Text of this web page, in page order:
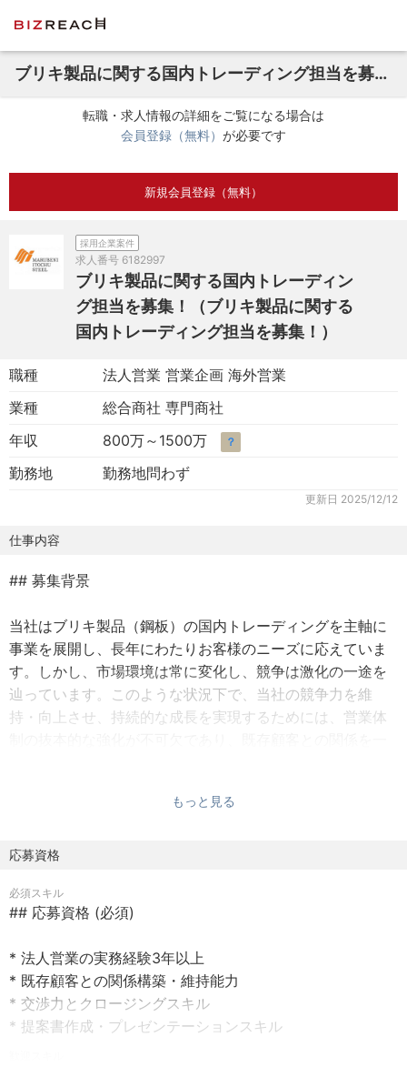
ブリキ製品に関する国内トレーディング担当を募集！（ブリキ製品に関する国内トレーディング担当を募集！）
転職・求人情報の詳細をご覧になる場合は
会員登録（無料） が必要です
新規会員登録（無料）
採用企業案件
求人番号 6182997
ブリキ製品に関する国内トレーディン
グ担当を募集！（ブリキ製品に関する
国内トレーディング担当を募集！）
職種
法人営業 営業企画 海外営業
業種
総合商社 専門商社
年収
800万～1500万 ？
勤務地 勤務地問わず
更新日 2025/12/12
仕事内容
## 募集背景
当社はブリキ製品（鋼板）の国内トレーディングを主軸に
事業を展開し、長年にわたりお客様のニーズに応えていま
す。しかし、市場環境は常に変化し、競争は激化の一途を
辿っています。このような状況下で、当社の競争力を維
持・向上させ、持続的な成長を実現するためには、営業体
ていくことが喫緊の課題です。そこで今回、これらの課題
国内営業担当者を募集いたします。市場の変化に柔軟に対
未来を共に創造していただける方を心よりお待ちしており
ます。
## 役割と期待内容
ブリキ製品（鋼板）の国内トレーディング・営業担当とし
て、既存顧客への深耕営業と新規顧客開拓を推進していた
もっと見る
応募資格
必須スキル
## 応募資格 (必須)
* 法人営業の実務経験3年以上
* 既存顧客との関係構築・維持能力
* 交渉力とクロージングスキル
* 提案書作成・プレゼンテーションスキル